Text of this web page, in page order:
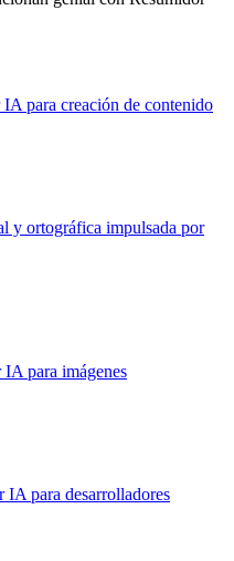
para creación de contenido
y ortográfica impulsada por
para imágenes
IA para desarrolladores